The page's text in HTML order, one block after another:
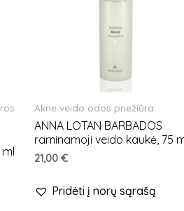
Akne veido odos priežiūra
ANNA LOTAN BARBADOS
raminamoji veido kaukė, 75
21,00 €
Pridėti į norų sąrašą